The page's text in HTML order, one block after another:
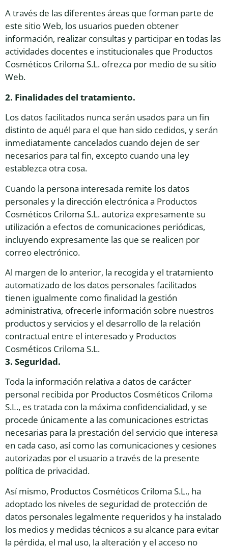
A través de las diferentes áreas que forman parte de
este sitio Web, los usuarios pueden obtener
información, realizar consultas y participar en todas las
actividades docentes e institucionales que Productos
Cosméticos Criloma S.L. ofrezca por medio de su sitio
Web.
2. Finalidades del tratamiento.
Los datos facilitados nunca serán usados para un fin
distinto de aquél para el que han sido cedidos, y serán
inmediatamente cancelados cuando dejen de ser
necesarios para tal fin, excepto cuando una ley
establezca otra cosa.
Cuando la persona interesada remite los datos
personales y la dirección electrónica a Productos
Cosméticos Criloma S.L. autoriza expresamente su
utilización a efectos de comunicaciones periódicas,
incluyendo expresamente las que se realicen por
correo electrónico.
Al margen de lo anterior, la recogida y el tratamiento
automatizado de los datos personales facilitados
tienen igualmente como finalidad la gestión
administrativa, ofrecerle información sobre nuestros
productos y servicios y el desarrollo de la relación
contractual entre el interesado y Productos
Cosméticos Criloma S.L.
3. Seguridad.
Toda la información relativa a datos de carácter
personal recibida por Productos Cosméticos Criloma
S.L., es tratada con la máxima confidencialidad, y se
procede únicamente a las comunicaciones estrictas
necesarias para la prestación del servicio que interesa
en cada caso, así como las comunicaciones y cesiones
autorizadas por el usuario a través de la presente
política de privacidad.
Así mismo, Productos Cosméticos Criloma S.L., ha
adoptado los niveles de seguridad de protección de
datos personales legalmente requeridos y ha instalado
los medios y medidas técnicos a su alcance para evitar
la pérdida, el mal uso, la alteración y el acceso no